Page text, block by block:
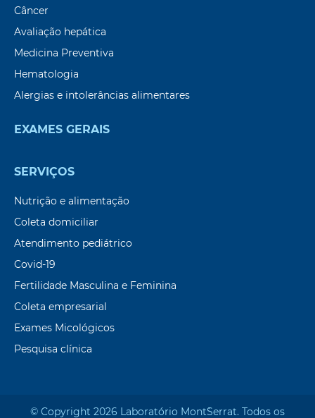
Câncer
Avaliação hepática
Medicina Preventiva
Hematologia
Alergias e intolerâncias alimentares
EXAMES GERAIS
SERVIÇOS
Nutrição e alimentação
Coleta domiciliar
Atendimento pediátrico
Covid-19
Fertilidade Masculina e Feminina
Coleta empresarial
Exames Micológicos
Pesquisa clínica
© Copyright 2026 Laboratório Mont`Serrat. Todos os